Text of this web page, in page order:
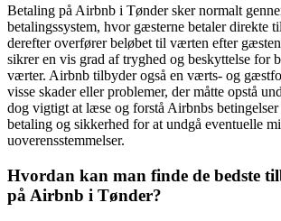
Betaling på Airbnb i Tønder sker normalt
betalingssystem, hvor gæsterne betaler direkte
derefter overfører beløbet til værten efter
sikrer en vis grad af tryghed og beskyttelse for
værter. Airbnb tilbyder også en værts- og
visse skader eller problemer, der måtte opstå
dog vigtigt at læse og forstå Airbnbs
betaling og sikkerhed for at undgå eventuelle
uoverensstemmelser.
Hvordan kan man finde de bedste
på Airbnb i Tønder?